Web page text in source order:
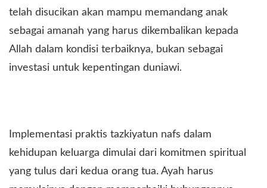
telah disucikan akan mampu memandang anak
sebagai amanah yang harus dikembalikan kepada
Allah dalam kondisi terbaiknya, bukan sebagai
investasi untuk kepentingan duniawi.
Implementasi praktis tazkiyatun nafs dalam
kehidupan keluarga dimulai dari komitmen spiritual
yang tulus dari kedua orang tua. Ayah harus